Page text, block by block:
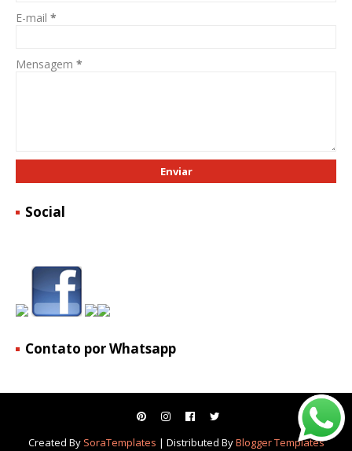
E-mail *
Mensagem *
Social
Contato por Whatsapp
Created By SoraTemplates | Distributed ByBlogger Templates